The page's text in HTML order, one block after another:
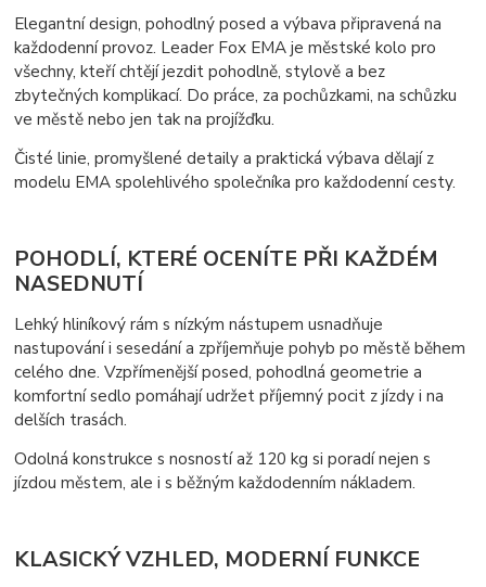
Elegantní design, pohodlný posed a výbava připravená na
každodenní provoz. Leader Fox EMA je městské kolo pro
všechny, kteří chtějí jezdit pohodlně, stylově a bez
zbytečných komplikací. Do práce, za pochůzkami, na schůzku
ve městě nebo jen tak na projížďku.
Čisté linie, promyšlené detaily a praktická výbava dělají z
modelu EMA spolehlivého společníka pro každodenní cesty.
POHODLÍ, KTERÉ OCENÍTE PŘI KAŽDÉM
NASEDNUTÍ
Lehký hliníkový rám s nízkým nástupem usnadňuje
nastupování i sesedání a zpříjemňuje pohyb po městě během
celého dne. Vzpřímenější posed, pohodlná geometrie a
komfortní sedlo pomáhají udržet příjemný pocit z jízdy i na
delších trasách.
Odolná konstrukce s nosností až 120 kg si poradí nejen s
jízdou městem, ale i s běžným každodenním nákladem.
KLASICKÝ VZHLED, MODERNÍ FUNKCE